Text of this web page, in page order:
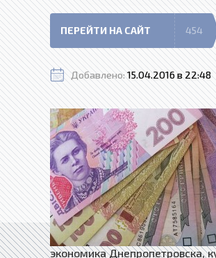
ПЕРЕЙТИ НА САЙТ 454
Добавлено:15.04.2016 в 22:48
экономика Днепропетровска,